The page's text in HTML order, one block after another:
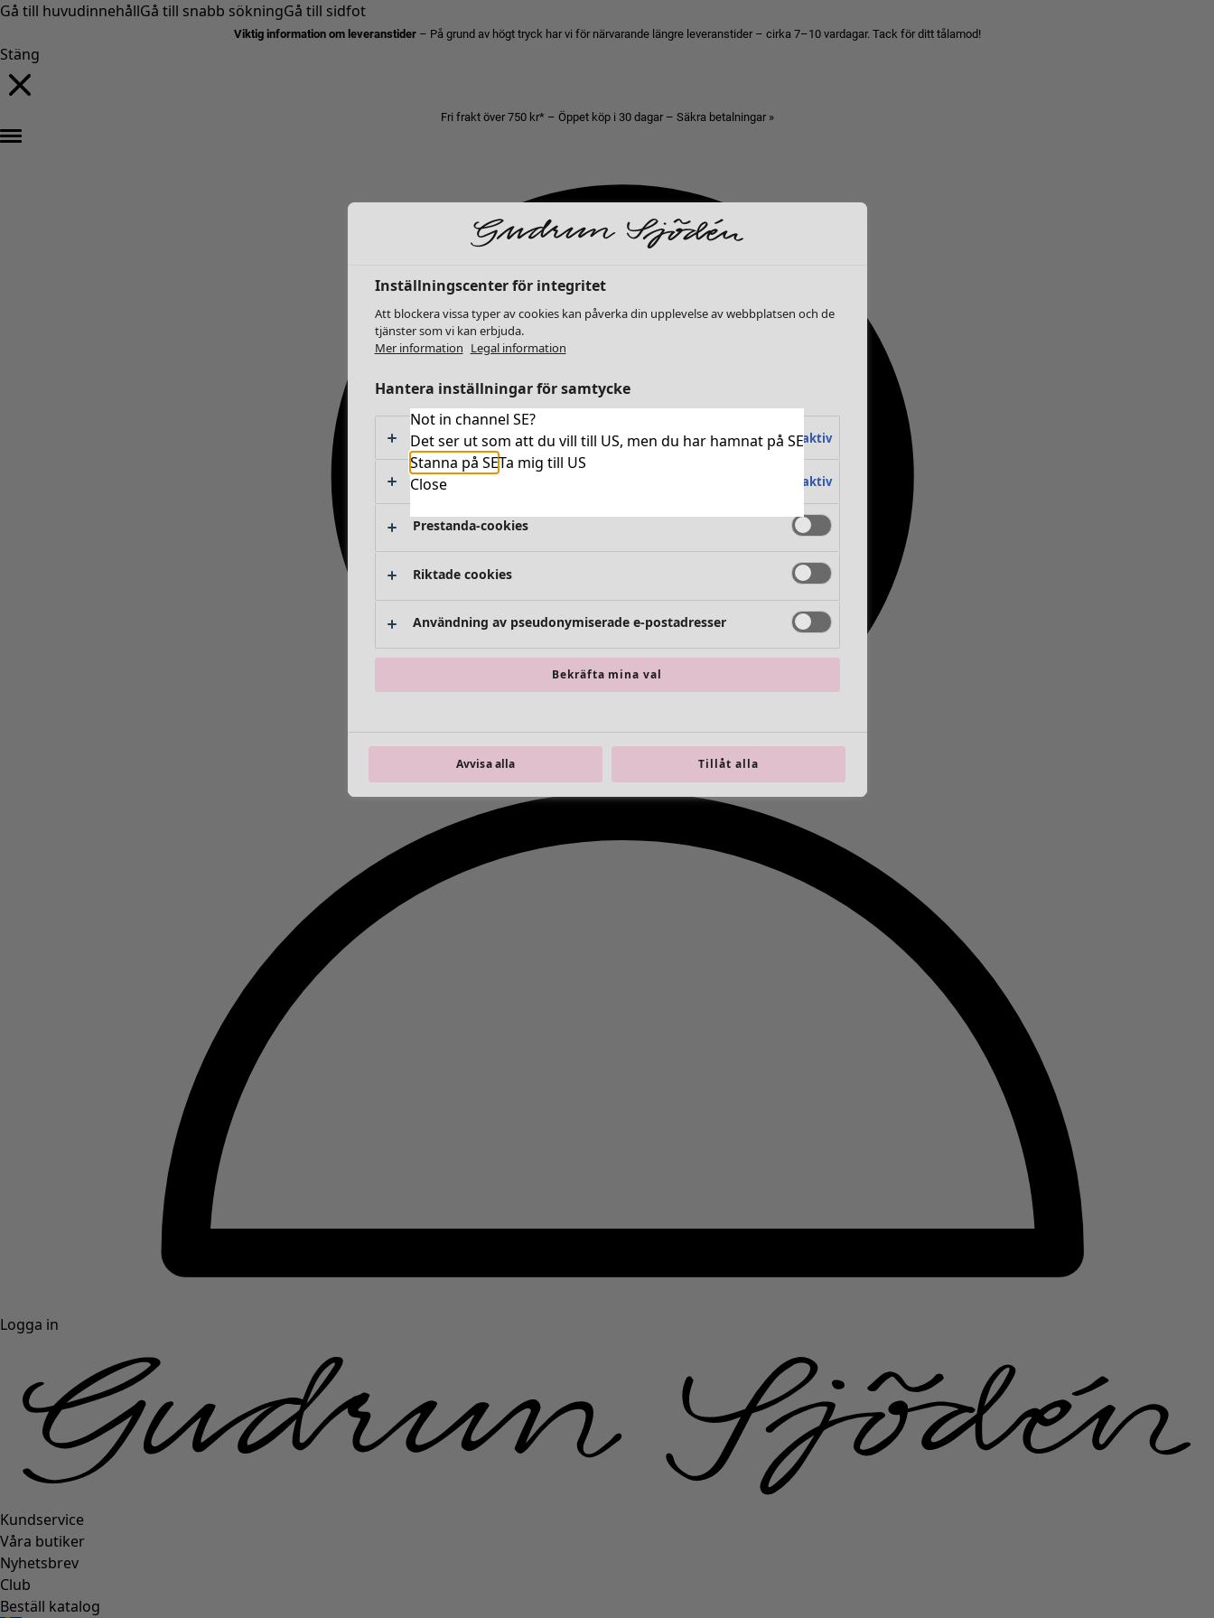
Gå till huvudinnehållGå till snabb sökningGå till sidfot
Viktig information om leveranstider – På grund av högt tryck har vi för närvarande längre leveranstider – cirka 7–10 vardagar. Tack för ditt tålamod!
Stäng
Fri frakt över 750 kr* – Öppet köp i 30 dagar – Säkra betalningar »
Logga in
Kundservice
Våra butiker
Nyhetsbrev
Club
Beställ katalog
Not in channel SE?
Det ser ut som att du vill till US, men du har hamnat på SE
Stanna på SETa mig till US
Close
Inställningscenter för integritet
Att blockera vissa typer av cookies kan påverka din upplevelse av webbplatsen och de
tjänster som vi kan erbjuda.
Mer information Legal information
Hantera inställningar för samtycke
Absolut nödvändiga cookies Alltid aktiv
Funktionella cookies Alltid aktiv
Prestanda-cookies
Riktade cookies
Användning av pseudonymiserade e-postadresser
Bekräfta mina val
Avvisa alla Tillåt alla